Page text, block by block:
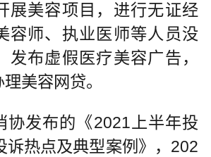
展美容项目，进行无证经
容师、执业医师等人员没
发布虚假医疗美容广告，
美容网贷。
协发布的《2021上半年投
诉热点及典型案例》，202